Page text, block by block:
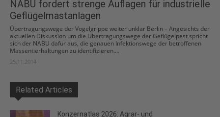
NABU fordert strenge Auflagen für industrielle
Geflügelmastanlagen
Übertragungswege der Vogelgrippe weiter unklar Berlin – Angesichts der
aktuellen Diskussion um die Übertragungswege der Geflügelpest spricht
sich der NABU dafür aus, die genauen Infektionswege der betroffenen
Massentierhaltungen zu identifizieren....
25.11.2014
Related Articles
Konzernatlas 2026: Agrar- und